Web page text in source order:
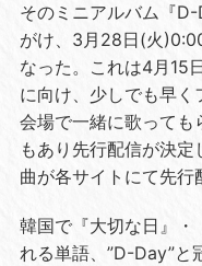
そのミニアルバム『
がけ、3月28日(火
なった。これは4月15
に向け、少しでも早く
会場で一緒に歌って
もあり先行配信が決
曲が各サイトにて先行
韓国で『大切な日』・
れる単語、”D-Day”と